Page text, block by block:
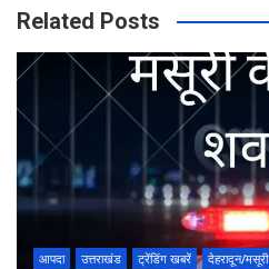
Related Posts
आपदा उत्तराखंड ट्रेंडिंग खबरें देहरादून/मसूरी